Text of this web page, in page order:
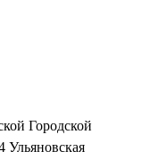
Городской